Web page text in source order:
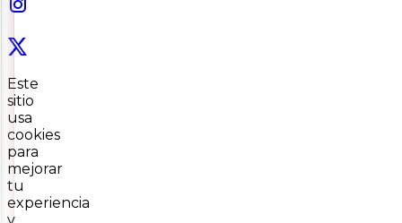
Este
sitio
usa
cookies
para
mejorar
tu
experiencia
y